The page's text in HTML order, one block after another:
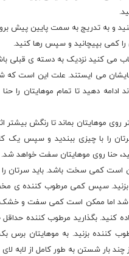
می ایستند. علت این است که
دهید تا تمام موهایتان را
الی ۴ ساعت یا بیشتر روی موهایتان بماند
سرتان را با چیزی ببندید و سپس
حنا روی موهایتان سفت خواهد شد.
است کمی سخت باشد. باید
بزنید. سپس کمی مرطوب کننده ی
شد اما ممکن است کمی سفت و خشک
کننده بزنید. به موهایتان برس
بار شستن به طور کامل از لابه